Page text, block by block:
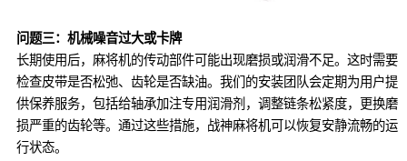
问题三：机械噪音过大或卡牌
长期使用后，麻将机的传动部件可能出现磨损或润滑不足。这时需要
检查皮带是否松弛、齿轮是否缺油。我们的安装团队会定期为用户提
供保养服务，包括给轴承加注专用润滑剂，调整链条松紧度，更换磨
损严重的齿轮等。通过这些措施，战神麻将机可以恢复安静流畅的运
行状态。